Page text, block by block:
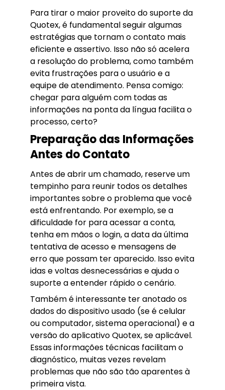
Para tirar o maior proveito do suporte da
Quotex, é fundamental seguir algumas
estratégias que tornam o contato mais
eficiente e assertivo. Isso não só acelera
a resolução do problema, como também
evita frustrações para o usuário e a
equipe de atendimento. Pensa comigo:
chegar para alguém com todas as
informações na ponta da língua facilita o
processo, certo?
Preparação das Informações
Antes do Contato
Antes de abrir um chamado, reserve um
tempinho para reunir todos os detalhes
importantes sobre o problema que você
está enfrentando. Por exemplo, se a
dificuldade for para acessar a conta,
tenha em mãos o login, a data da última
tentativa de acesso e mensagens de
erro que possam ter aparecido. Isso evita
idas e voltas desnecessárias e ajuda o
suporte a entender rápido o cenário.
Também é interessante ter anotado os
dados do dispositivo usado (se é celular
ou computador, sistema operacional) e a
versão do aplicativo Quotex, se aplicável.
Essas informações técnicas facilitam o
diagnóstico, muitas vezes revelam
problemas que não são tão aparentes à
primeira vista.